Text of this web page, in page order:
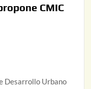
CMIC
Desarrollo Urbano